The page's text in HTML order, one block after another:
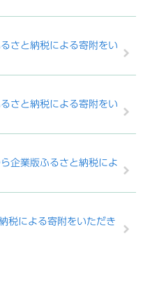
さと納税による寄附をい
さと納税による寄附をい
企業版ふるさと納税によ
税による寄附をいただき